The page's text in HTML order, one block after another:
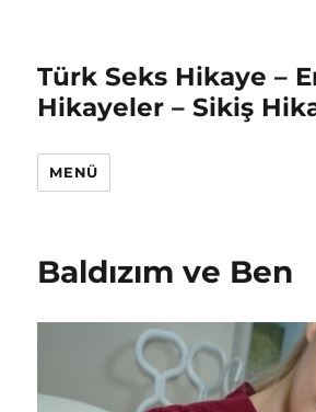
Türk Seks Hikaye –
Hikayeler – Sikiş
MENÜ
Baldızım ve Ben